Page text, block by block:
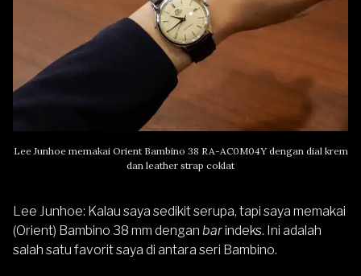
Lee Junhoe memakai Orient Bambino 38 RA-AC0M04Ydengan dial krem
dan leather strap coklat
Lee Junhoe: Kalau saya sedikit serupa, tapi saya memakai
(Orient) Bambino 38 mm dengan barindeks. Ini adalah
salah satu favorit saya di antara seri Bambino.